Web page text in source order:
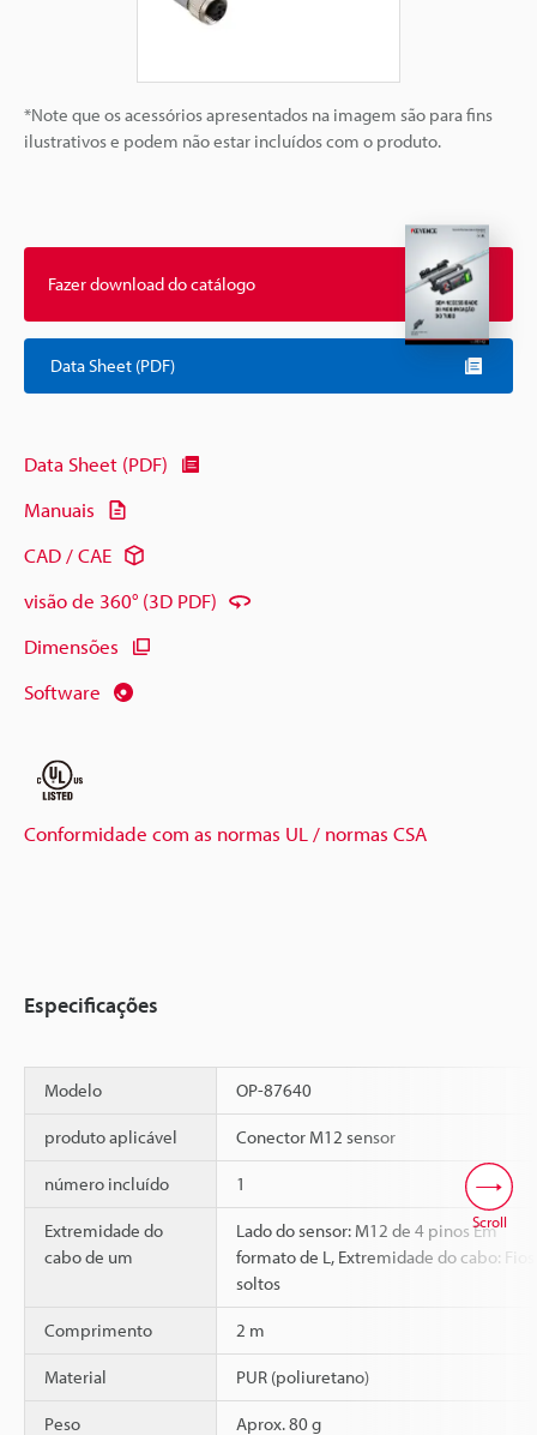
*Note que os acessórios apresentados na imagem são para fins
ilustrativos e podem não estar incluídos com o produto.
Fazer download do catálogo
Data Sheet (PDF)
Data Sheet (PDF)
Manuais
CAD / CAE
visão de 360° (3D PDF)
Dimensões
Software
Conformidade com as normas UL / normas CSA
Especificações
Modelo OP-87640
produto aplicável Conector M12 sensor
número incluído 1
Extremidade do
cabo de um
Lado do sensor: M12 de 4 pinos Em
formato de L, Extremidade do cabo: Fios
soltos
Comprimento 2 m
Material PUR (poliuretano)
Peso Aprox. 80 g
Scroll